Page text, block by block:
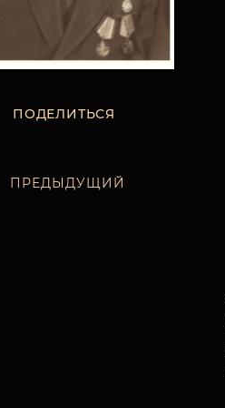
ПОДЕЛИТЬСЯ
ПРЕДЫДУЩИЙ